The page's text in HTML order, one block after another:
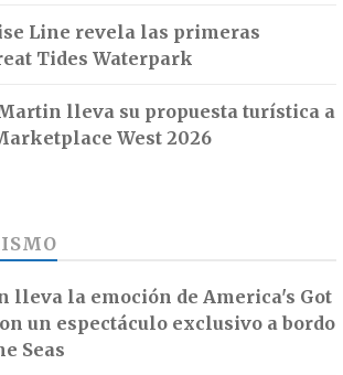
Line revela las primeras
Tides Waterpark
lleva su propuesta turística a
West 2026
lleva la emoción de America's Got
un espectáculo exclusivo a bordo
Seas